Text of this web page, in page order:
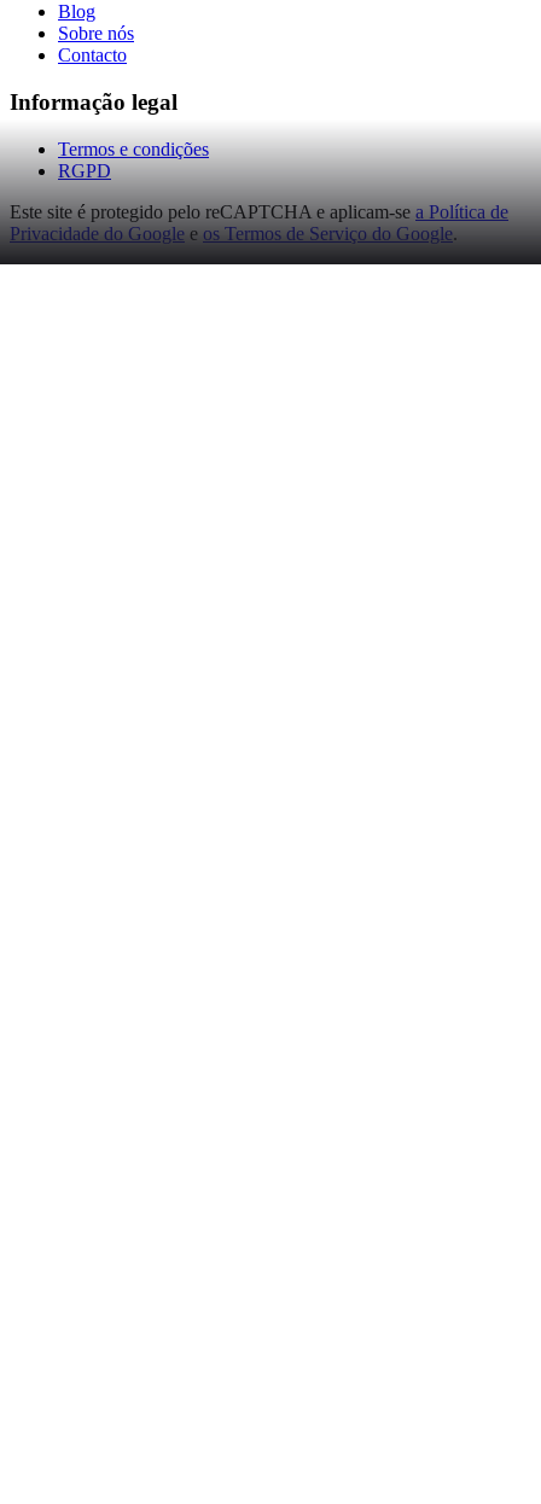
Blog
Sobre nós
Contacto
Informação legal
Termos e condições
RGPD
Este site é protegido pelo reCAPTCHA e aplicam-se a Política de
Privacidade do Google e os Termos de Serviço do Google.